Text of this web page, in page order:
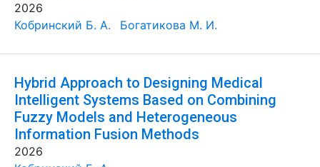
2026
Кобринский Б. А.
Богатикова М. И.
Hybrid Approach to Designing Medical
Intelligent Systems Based on Combining
Fuzzy Models and Heterogeneous
Information Fusion Methods
2026